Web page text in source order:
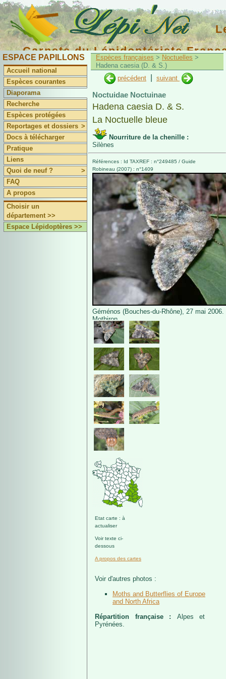
Carnets du Lépidoptériste
ESPACE PAPILLONS
Accueil national
Espèces courantes
Diaporama
Recherche
Espèces protégées
Reportages et dossiers >
Docs à télécharger
Pratique
Liens
Quoi de neuf ?
>
FAQ
A propos
Choisir un
département >>
Espace Lépidoptères >>
Espèces françaises > Noctuelles >
Hadena caesia (D. & S.)
précédent
suivant
Noctuidae Noctuinae
Hadena caesia D. & S.
La Noctuelle bleue
Nourriture de la chenille :
Silènes
Références : Id TAXREF : n°249485 / Guide
Robineau (2007) : n°1409
Géménos (Bouches-du-Rhône), 27 mai
Mothiron.
Etat carte : à
actualiser
Voir texte ci-
dessous
A propos des cartes
Voir d'autres photos :
Moths and Butterflies of Europe
and North Africa
Répartition française : Alpes et
Pyrénées.